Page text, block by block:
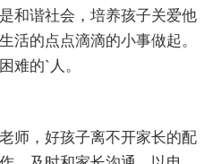
和谐社会，培养孩子关爱他
活的点点滴滴的小事做起。
难的`人。
师，好孩子离不开家长的配